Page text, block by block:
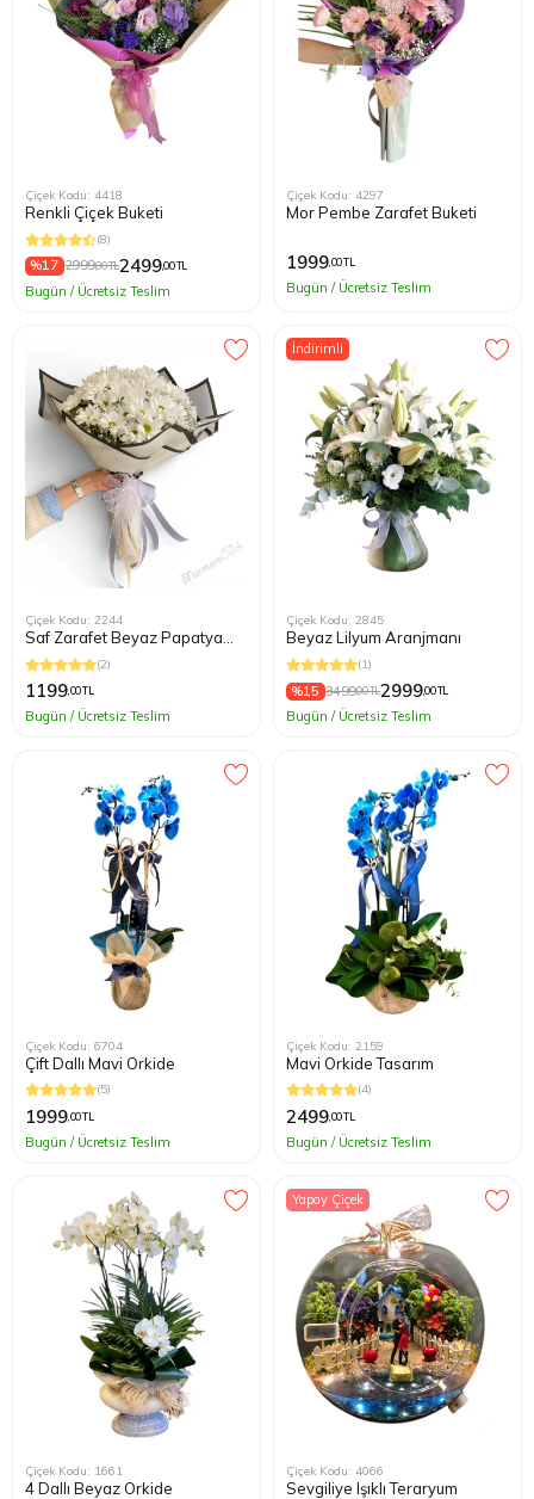
Çiçek Kodu: 4418
Renkli Çiçek Buketi
(8)
%17 2999,00 TL2499,00 TL
Bugün / Ücretsiz Teslim
Çiçek Kodu: 4297
Mor Pembe Zarafet Buketi
1999,00 TL
Bugün / Ücretsiz Teslim
Çiçek Kodu: 2244
Saf Zarafet Beyaz Papatya
Buketi
(2)
1199,00 TL
Bugün / Ücretsiz Teslim
İndirimli
Çiçek Kodu: 2845
Beyaz Lilyum Aranjmanı
(1)
%15 3499,00 TL2999,00 TL
Bugün / Ücretsiz Teslim
Çiçek Kodu: 6704
Çift Dallı Mavi Orkide
(5)
1999,00 TL
Bugün / Ücretsiz Teslim
Çiçek Kodu: 2159
Mavi Orkide Tasarım
(4)
2499,00 TL
Bugün / Ücretsiz Teslim
Çiçek Kodu: 1661
4 Dallı Beyaz Orkide
Yapay Çiçek
Çiçek Kodu: 4066
Sevgiliye Işıklı Teraryum